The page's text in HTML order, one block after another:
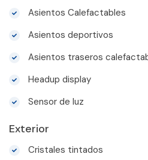
Asientos Calefactables
Asientos deportivos
Asientos traseros
Headup display
Sensor de luz
Exterior
Cristales tintados